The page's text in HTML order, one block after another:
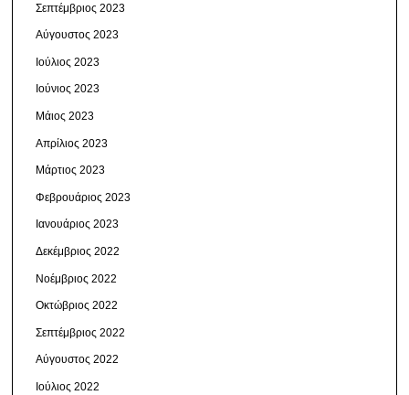
Σεπτέμβριος 2023
Αύγουστος 2023
Ιούλιος 2023
Ιούνιος 2023
Μάιος 2023
Απρίλιος 2023
Μάρτιος 2023
Φεβρουάριος 2023
Ιανουάριος 2023
Δεκέμβριος 2022
Νοέμβριος 2022
Οκτώβριος 2022
Σεπτέμβριος 2022
Αύγουστος 2022
Ιούλιος 2022